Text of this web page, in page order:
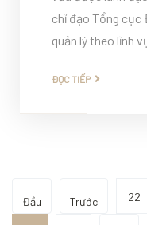
chỉ đạo Tổng
quản lý theo lĩnh
ĐỌC TIẾP
Đầu Trước 22